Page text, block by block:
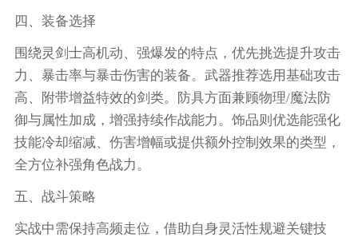
四、装备选择
围绕灵剑士高机动、强爆发的特点，优先挑选提升攻击
力、暴击率与暴击伤害的装备。武器推荐选用基础攻击
高、附带增益特效的剑类。防具方面兼顾物理/魔法防
御与属性加成，增强持续作战能力。饰品则优选能强化
技能冷却缩减、伤害增幅或提供额外控制效果的类型，
全方位补强角色战力。
五、战斗策略
实战中需保持高频走位，借助自身灵活性规避关键技